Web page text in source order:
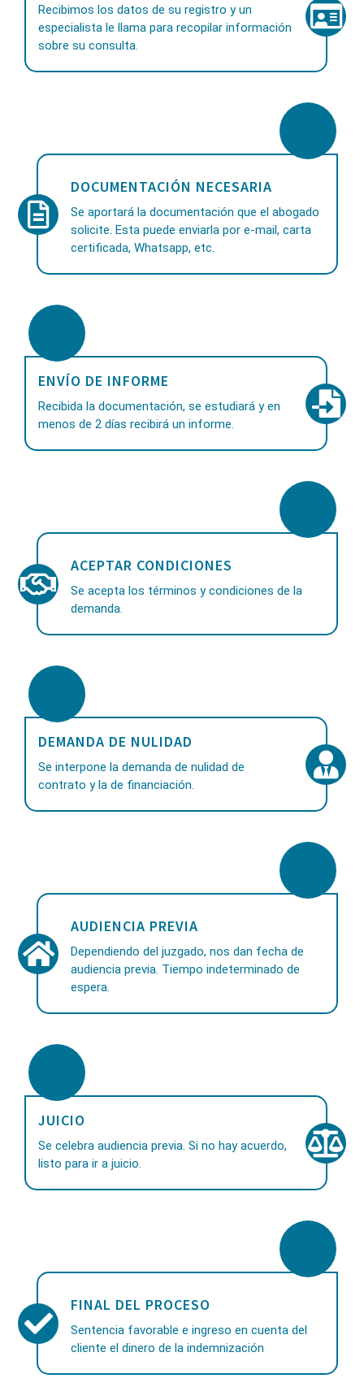
Recibimos los datos de su registro y un
especialista le llama para recopilar información
sobre su consulta.
DOCUMENTACIÓN NECESARIA
Se aportará la documentación que el abogado
solicite. Esta puede enviarla por e-mail, carta
certificada, Whatsapp, etc.
ENVÍO DE INFORME
Recibida la documentación, se estudiará y en
menos de 2 días recibirá un informe.
ACEPTAR CONDICIONES
Se acepta los términos y condiciones de la
demanda.
DEMANDA DE NULIDAD
Se interpone la demanda de nulidad de
contrato y la de financiación.
AUDIENCIA PREVIA
Dependiendo del juzgado, nos dan fecha de
audiencia previa. Tiempo indeterminado de
espera.
JUICIO
Se celebra audiencia previa. Si no hay acuerdo,
listo para ir a juicio.
FINAL DEL PROCESO
Sentencia favorable e ingreso en cuenta del
cliente el dinero de la indemnización